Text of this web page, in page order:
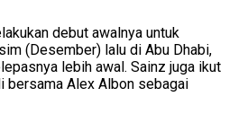
debut awalnya untuk
(Desember) lalu di Abu Dhabi,
lebih awal. Sainz juga ikut
bersama Alex Albon sebagai